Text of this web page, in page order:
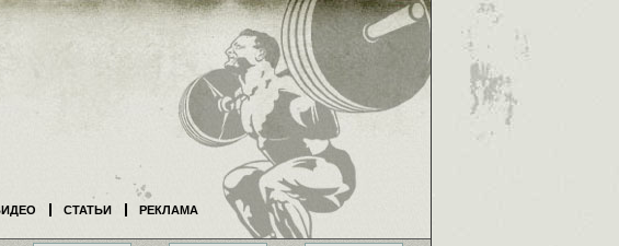
СТАТЬИ РЕКЛАМА